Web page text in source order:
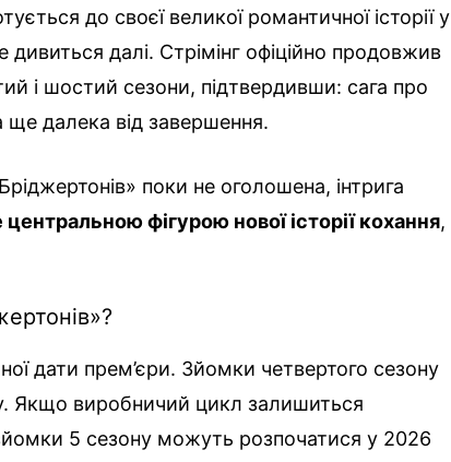
до своєї великої романтичної історії у
далі. Стрімінг офіційно продовжив
і шостий сезони, підтвердивши: сага про
далека від завершення.
поки не оголошена, інтрига
фігурою нової історії кохання,
дати прем’єри. Зйомки четвертого сезону
Якщо виробничий цикл залишиться
5 сезону можуть розпочатися у 2026